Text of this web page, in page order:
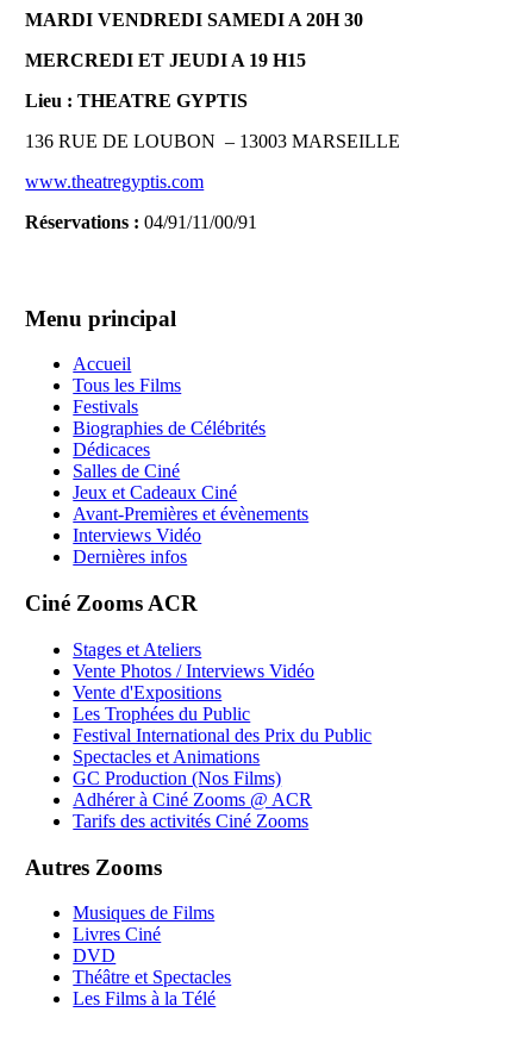
MARDI VENDREDI SAMEDI A 20H 30
MERCREDI ET JEUDI A 19 H15
Lieu : THEATRE GYPTIS
136 RUE DE LOUBON – 13003 MARSEILLE
www.theatregyptis.com
Réservations : 04/91/11/00/91
Menu principal
Accueil
Tous les Films
Festivals
Biographies de Célébrités
Dédicaces
Salles de Ciné
Jeux et Cadeaux Ciné
Avant-Premières et évènements
Interviews Vidéo
Dernières infos
Ciné Zooms ACR
Stages et Ateliers
Vente Photos / Interviews Vidéo
Vente d'Expositions
Les Trophées du Public
Festival International des Prix du Public
Spectacles et Animations
GC Production (Nos Films)
Adhérer à Ciné Zooms @ ACR
Tarifs des activités Ciné Zooms
Autres Zooms
Musiques de Films
Livres Ciné
DVD
Théâtre et Spectacles
Les Films à la Télé